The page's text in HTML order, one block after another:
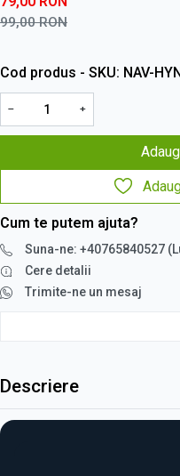
99,00RON
Cod produs - SKU NAV-
− +
Cum te putem ajuta?
Suna-ne: +40765840527
Cere detalii
Trimite-ne un mesaj
Descriere